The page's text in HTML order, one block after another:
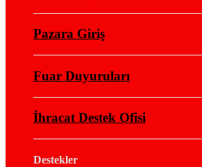
Pazara Giriş
Fuar Duyuruları
İhracat Destek Ofisi
Destekler